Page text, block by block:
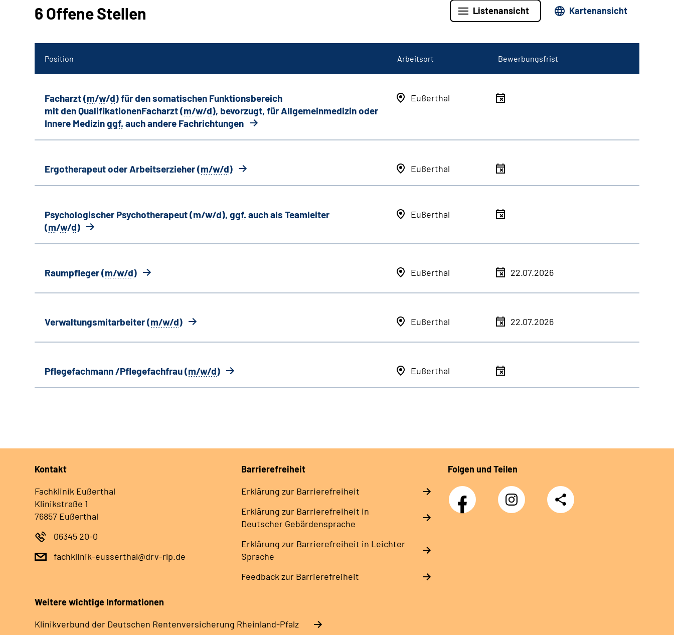
6 Offene Stellen Listenansicht Kartenansicht
Position Arbeitsort Bewerbungsfrist
Facharzt (m/w/d) für den somatischen Funktionsbereich
mit den QualifikationenFacharzt (m/w/d), bevorzugt, für Allgemeinmedizin oder
Innere Medizinggf. auch andere Fachrichtungen
Eußerthal
Ergotherapeut oder Arbeitserzieher (m/w/d) Eußerthal
Psychologischer Psychotherapeut (m/w/d), ggf. auch als Teamleiter
(m/w/d)
Eußerthal
Raumpfleger (m/w/d) Eußerthal 22.07.2026
Verwaltungsmitarbeiter (m/w/d) Eußerthal 22.07.2026
Pflegefachmann /Pflegefachfrau (m/w/d) Eußerthal
Kontakt
Fachklinik Eußerthal
Klinikstraße 1
76857 Eußerthal
06345 20-0
fachklinik-eusserthal@drv-rlp.de
Barrierefreiheit
Erklärung zur Barrierefreiheit
Erklärung zur Barrierefreiheit in
Deutscher Gebärdensprache
Erklärung zur Barrierefreiheit in Leichter
Sprache
Feedback zur Barrierefreiheit
Folgen und Teilen
Facebook
Instagram
DRV
Nachwuchskräfte
Teilen
Weitere wichtige Informationen
Klinikverbund der Deutschen Rentenversicherung Rheinland-Pfalz